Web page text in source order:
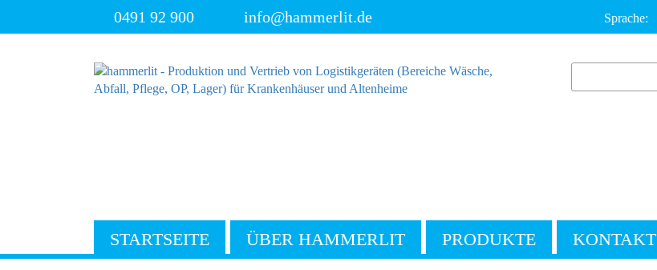
0491 92 900 info@hammerlit.de Sprache:
STARTSEITE ÜBER HAMMERLIT PRODUKTE KONTAKT